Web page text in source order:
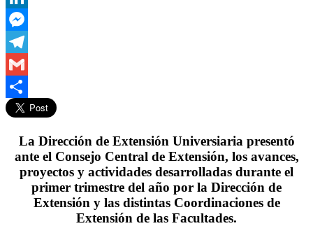
LinkedIn
Messenger
Telegram
Gmail
Compartir
La Dirección de Extensión Universiaria presentó
ante el Consejo Central de Extensión, los avances,
proyectos y actividades desarrolladas durante el
primer trimestre del año por la Dirección de
Extensión y las distintas Coordinaciones de
Extensión de las Facultades.